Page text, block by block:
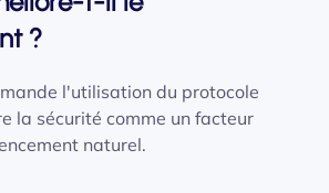
?
l'utilisation du protocole
la sécurité comme un facteur
naturel.